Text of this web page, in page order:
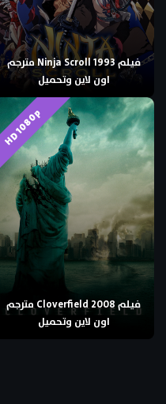
فيلم Ninja Scroll 1993 مترجم
اون لاين وتحميل
HD 1080p
فيلم Cloverfield 2008 مترجم
اون لاين وتحميل